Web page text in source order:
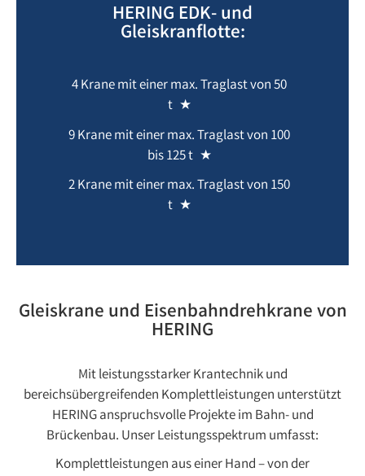
HERING EDK- und
Gleiskranflotte:
4 Krane mit einer max. Traglast von 50
t
9 Krane mit einer max. Traglast von 100
bis 125 t
2 Krane mit einer max. Traglast von 150
t
Gleiskrane und Eisenbahndrehkrane von
HERING
Mit leistungsstarker Krantechnik und
bereichsübergreifenden Komplettleistungen unterstützt
HERING anspruchsvolle Projekte im Bahn- und
Brückenbau. Unser Leistungsspektrum umfasst:
Komplettleistungen aus einer Hand – von der